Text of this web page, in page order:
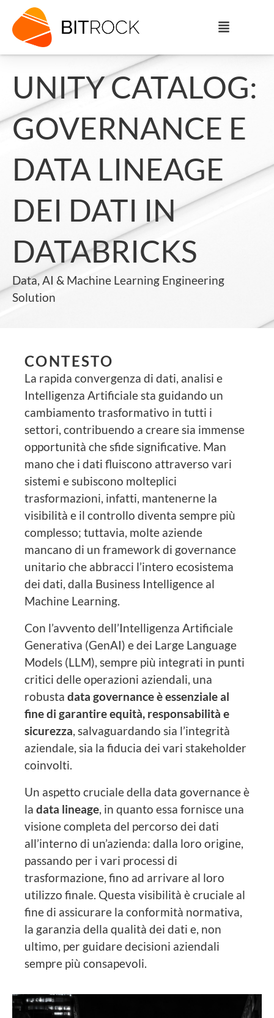
UNITY CATALOG:
GOVERNANCE E
DATA LINEAGE
DEI DATI IN
DATABRICKS
Data, AI & Machine Learning Engineering
Solution
CONTESTO
La rapida convergenza di dati, analisi e
Intelligenza Artificiale sta guidando un
cambiamento trasformativo in tutti i
settori, contribuendo a creare sia immense
opportunità che sfide significative. Man
mano che i dati fluiscono attraverso vari
sistemi e subiscono molteplici
trasformazioni, infatti, mantenerne la
visibilità e il controllo diventa sempre più
complesso; tuttavia, molte aziende
mancano di un framework di governance
unitario che abbracci l’intero ecosistema
dei dati, dalla Business Intelligence al
Machine Learning.
Con l’avvento dell’Intelligenza Artificiale
Generativa (GenAI) e dei Large Language
Models (LLM), sempre più integrati in punti
critici delle operazioni aziendali, una
robusta data governance è essenziale al
fine di garantire equità, responsabilità e
sicurezza, salvaguardando sia l’integrità
aziendale, sia la fiducia dei vari stakeholder
coinvolti.
Un aspetto cruciale della data governance è
la data lineage, in quanto essa fornisce una
visione completa del percorso dei dati
all’interno di un’azienda: dalla loro origine,
passando per i vari processi di
trasformazione, fino ad arrivare al loro
utilizzo finale. Questa visibilità è cruciale al
fine di assicurare la conformità normativa,
la garanzia della qualità dei dati e, non
ultimo, per guidare decisioni aziendali
sempre più consapevoli.